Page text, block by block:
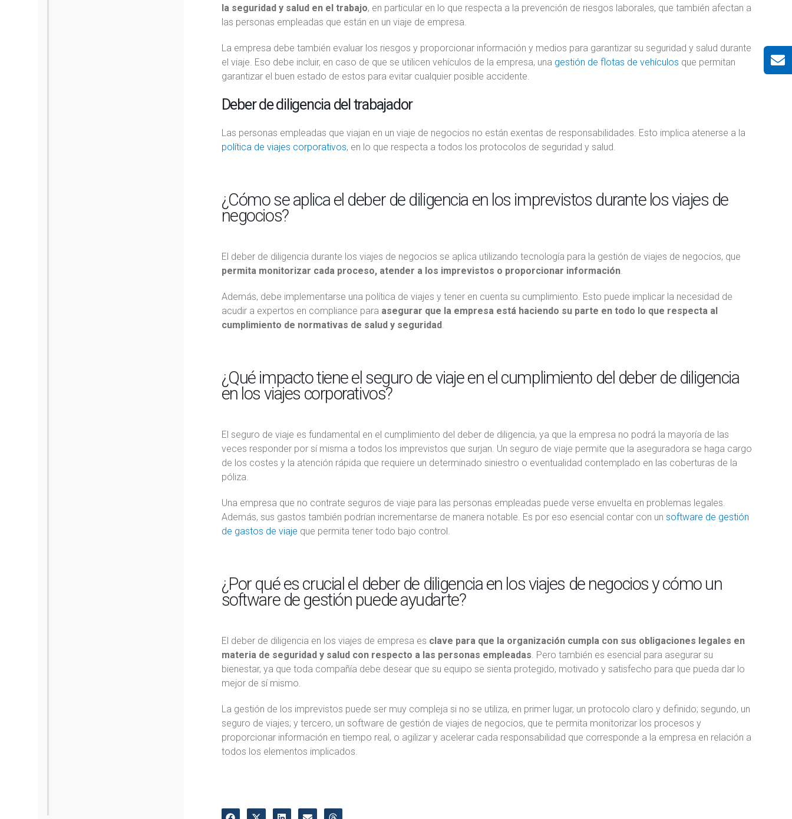
la seguridad y salud en el trabajo, en particular en lo que respecta a la prevención de riesgos laborales, que también afectan a
las personas empleadas que están en un viaje de empresa.
La empresa debe también evaluar los riesgos y proporcionar información y medios para garantizar su seguridad y salud durante
el viaje. Eso debe incluir, en caso de que se utilicen vehículos de la empresa, una gestión de flotas de vehículos que permitan
garantizar el buen estado de estos para evitar cualquier posible accidente.
Deber de diligencia del trabajador
Las personas empleadas que viajan en un viaje de negocios no están exentas de responsabilidades. Esto implica atenerse a la
política de viajes corporativos, en lo que respecta a todos los protocolos de seguridad y salud.
¿Cómo se aplica el deber de diligencia en los imprevistos durante los viajes de
negocios?
El deber de diligencia durante los viajes de negocios se aplica utilizando tecnología para la gestión de viajes de negocios, que
permita monitorizar cada proceso, atender a los imprevistos o proporcionar información.
Además, debe implementarse una política de viajes y tener en cuenta su cumplimiento. Esto puede implicar la necesidad de
acudir a expertos en compliance para asegurar que la empresa está haciendo su parte en todo lo que respecta al
cumplimiento de normativas de salud y seguridad.
¿Qué impacto tiene el seguro de viaje en el cumplimiento del deber de diligencia
en los viajes corporativos?
El seguro de viaje es fundamental en el cumplimiento del deber de diligencia, ya que la empresa no podrá la mayoría de las
veces responder por sí misma a todos los imprevistos que surjan. Un seguro de viaje permite que la aseguradora se haga cargo
de los costes y la atención rápida que requiere un determinado siniestro o eventualidad contemplado en las coberturas de la
póliza.
Una empresa que no contrate seguros de viaje para las personas empleadas puede verse envuelta en problemas legales.
Además, sus gastos también podrían incrementarse de manera notable. Es por eso esencial contar con un software de gestión
de gastos de viaje que permita tener todo bajo control.
¿Por qué es crucial el deber de diligencia en los viajes de negocios y cómo un
software de gestión puede ayudarte?
El deber de diligencia en los viajes de empresa es clave para que la organización cumpla con sus obligaciones legales en
materia de seguridad y salud con respecto a las personas empleadas . Pero también es esencial para asegurar su
bienestar, ya que toda compañía debe desear que su equipo se sienta protegido, motivado y satisfecho para que pueda dar lo
mejor de sí mismo.
La gestión de los imprevistos puede ser muy compleja si no se utiliza, en primer lugar, un protocolo claro y definido; segundo, un
seguro de viajes; y tercero, un software de gestión de viajes de negocios, que te permita monitorizar los procesos y
proporcionar información en tiempo real, o agilizar y acelerar cada responsabilidad que corresponde a la empresa en relación a
todos los elementos implicados.